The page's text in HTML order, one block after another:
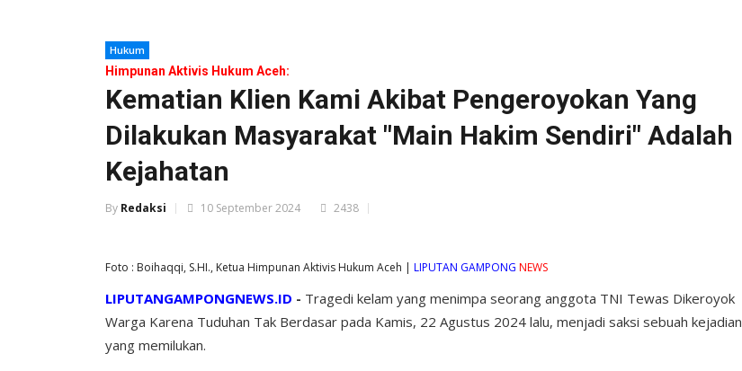
Hukum
Himpunan Aktivis Hukum Aceh:
Kematian Klien Kami Akibat Pengeroyokan Yang
Dilakukan Masyarakat "Main Hakim Sendiri" Adalah
Kejahatan
By Redaksi 10 September 2024 2438
Foto : Boihaqqi, S.HI., Ketua Himpunan Aktivis Hukum Aceh | LIPUTAN GAMPONG NEWS
LIPUTANGAMPONGNEWS.ID - Tragedi kelam yang menimpa seorang anggota TNI Tewas Dikeroyok
Warga Karena Tuduhan Tak Berdasar pada Kamis, 22 Agustus 2024 lalu, menjadi saksi sebuah kejadian
yang memilukan.